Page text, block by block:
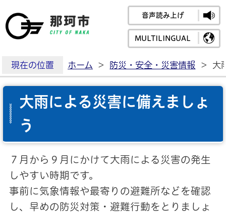
那珂市公式ホームペ
音声読み上げ
MULTILINGUAL
現在の位置 ホーム > 防災・安全・災害情報 > 大
大雨による災害に備えましょ
う
７月から９月にかけて大雨による災害の発生
しやすい時期です。
事前に気象情報や最寄りの避難所などを確認
し、早めの防災対策・避難行動をとりましょ